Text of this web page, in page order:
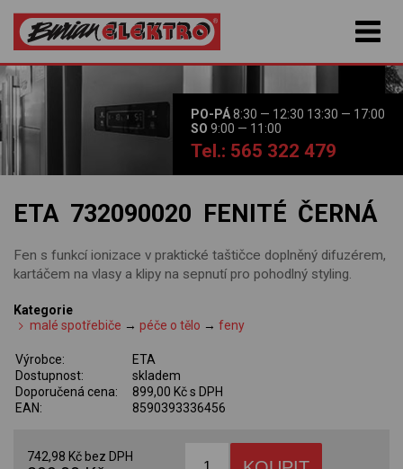
PO-PÁ8:30 — 12:30 13:30 — 17:00
SO 9:00 — 11:00
Tel.: 565 322 479
ETA 732090020 FENITÉ ČERNÁ
Fen s funkcí ionizace v praktické taštičce doplněný difuzérem,
kartáčem na vlasy a klipy na sepnutí pro pohodlný styling.
Kategorie
malé spotřebiče →péče o tělo →feny
Výrobce:
ETA
Dostupnost:
skladem
Doporučená cena:
899,00 Kč s DPH
EAN:
8590393336456
742,98 Kč bez DPH